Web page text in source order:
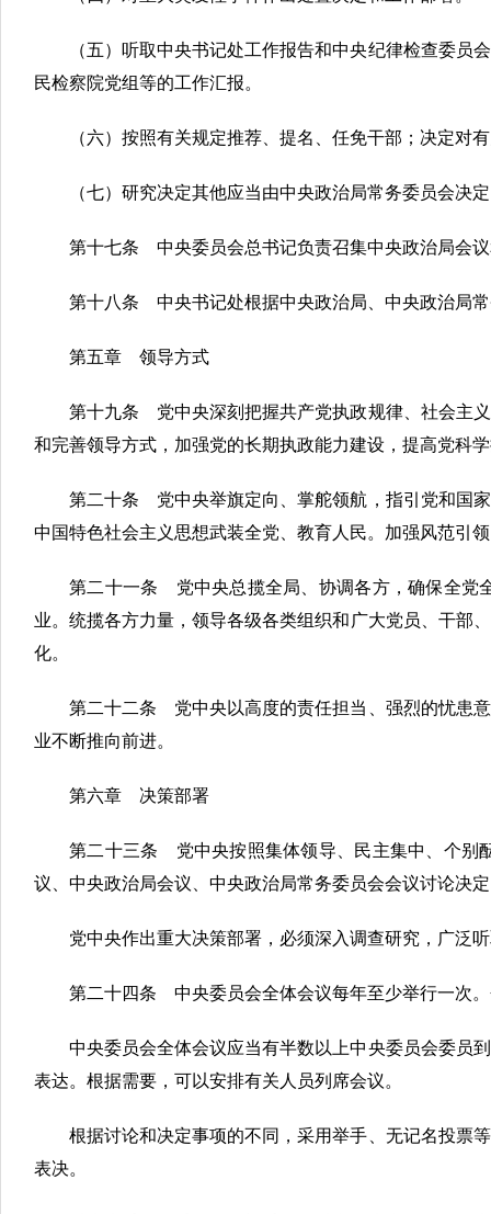
（五）听取中央书记处工作报告和中央纪律检查委
民检察院党组等的工作汇报。
（六）按照有关规定推荐、提名、任免干部；决定对
（七）研究决定其他应当由中央政治局常务委员会决
第十七条 中央委员会总书记负责召集中央政治局会
第十八条 中央书记处根据中央政治局、中央政治局
第五章 领导方式
第十九条 党中央深刻把握共产党执政规律、社会主
和完善领导方式，加强党的长期执政能力建设，提高党科
第二十条 党中央举旗定向、掌舵领航，指引党和国
中国特色社会主义思想武装全党、教育人民。加强风范引
第二十一条 党中央总揽全局、协调各方，确保全党
业。统揽各方力量，领导各级各类组织和广大党员、干部
化。
第二十二条 党中央以高度的责任担当、强烈的忧患
业不断推向前进。
第六章 决策部署
第二十三条 党中央按照集体领导、民主集中、个别
议、中央政治局会议、中央政治局常务委员会会议讨论决
党中央作出重大决策部署，必须深入调查研究，广泛
第二十四条 中央委员会全体会议每年至少举行一次
中央委员会全体会议应当有半数以上中央委员会委员
表达。根据需要，可以安排有关人员列席会议。
根据讨论和决定事项的不同，采用举手、无记名投票
表决。